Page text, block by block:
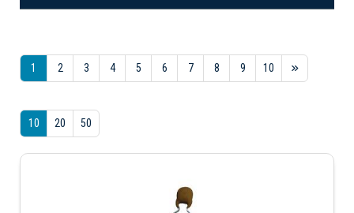
1 2 3 4 5 6 7 8 9 10
10 20 50